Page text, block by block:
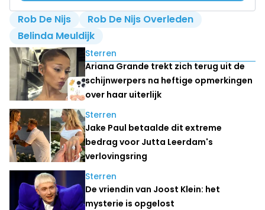
Rob De Nijs
Rob De Nijs Overleden
Belinda Meuldijk
Lees ook
Sterren
Ariana Grande trekt zich terug uit de
schijnwerpers na heftige opmerkingen
over haar uiterlijk
Sterren
Jake Paul betaalde dit extreme
bedrag voor Jutta Leerdam's
verlovingsring
Sterren
De vriendin van Joost Klein: het
mysterie is opgelost